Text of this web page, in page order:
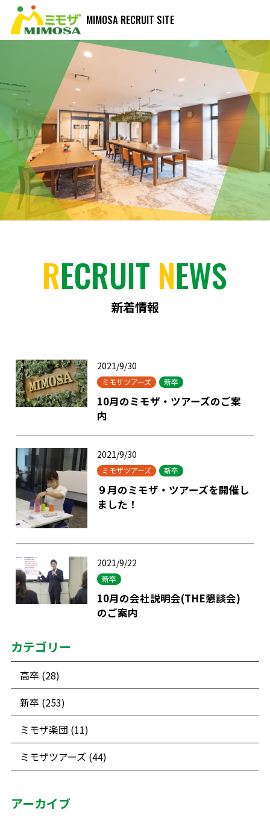
MIMOSA RECRUIT SITE
RECRUIT NEWS
新着情報
2021/9/30
ミモザツアーズ 新卒
10月のミモザ・ツアーズのご案
内
2021/9/30
ミモザツアーズ 新卒
９月のミモザ・ツアーズを開催し
ました！
2021/9/22
新卒
10月の会社説明会(THE懇談会)
のご案内
カテゴリー
高卒 (28)
新卒 (253)
ミモザ楽団 (11)
ミモザツアーズ (44)
アーカイブ